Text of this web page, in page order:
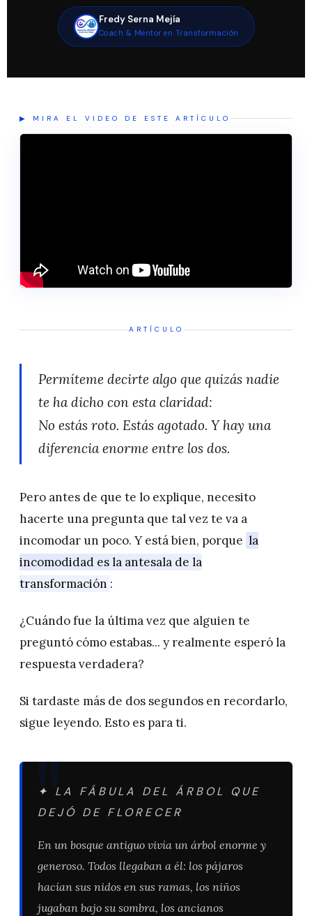
Fredy Serna Mejía
Coach & Mentor en Transformación
▶ MIRA EL VIDEO DE ESTE ARTÍCULO
ARTÍCULO
Permíteme decirte algo que quizás nadie
te ha dicho con esta claridad:
No estás roto. Estás agotado. Y hay una
diferencia enorme entre los dos.
Pero antes de que te lo explique, necesito
hacerte una pregunta que tal vez te va a
incomodar un poco. Y está bien, porque la
incomodidad es la antesala de la
transformación :
¿Cuándo fue la última vez que alguien te
preguntó cómo estabas... y realmente esperó la
respuesta verdadera?
Si tardaste más de dos segundos en recordarlo,
sigue leyendo. Esto es para ti.
✦ LA FÁBULA DEL ÁRBOL QUE
DEJÓ DE FLORECER
En un bosque antiguo vivía un árbol enorme y
generoso. Todos llegaban a él: los pájaros
hacían sus nidos en sus ramas, los niños
jugaban bajo su sombra, los ancianos